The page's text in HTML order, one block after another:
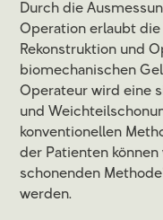
Durch die
Operation erlaubt
Rekonstruktion und
biomechanischen
Operateur wird eine
und
konventionellen
der Patienten
schonenden
werden.